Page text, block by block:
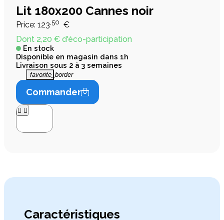
Lit 180x200 Cannes noir
Price: 123 ,50 €
Dont 2,20 € d'éco-participation
En stock
Disponible en magasin dans 1h
Livraison sous 2 à 3 semaines
favorite_border
Commander
 
Caractéristiques